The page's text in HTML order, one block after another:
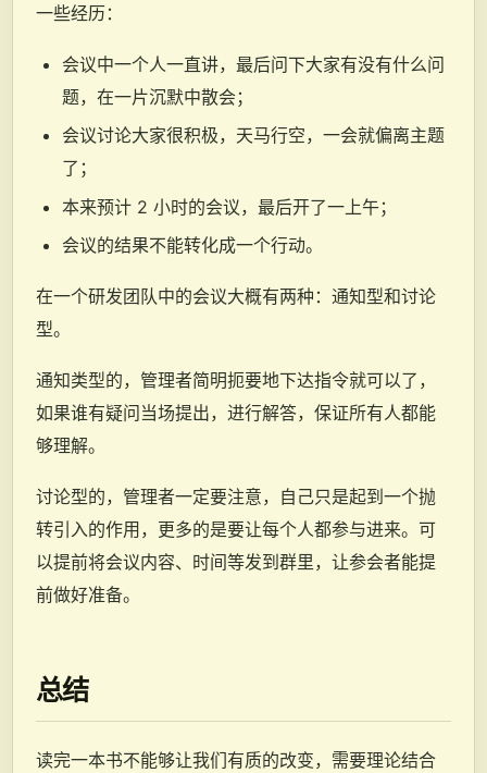
一些经历：
会议中一个人一直讲，最后问下大家有没有什么问
题，在一片沉默中散会；
会议讨论大家很积极，天马行空，一会就偏离主题
了；
本来预计 2 小时的会议，最后开了一上午；
会议的结果不能转化成一个行动。
在一个研发团队中的会议大概有两种：通知型和讨论
型。
通知类型的，管理者简明扼要地下达指令就可以了，
如果谁有疑问当场提出，进行解答，保证所有人都能
够理解。
讨论型的，管理者一定要注意，自己只是起到一个抛
转引入的作用，更多的是要让每个人都参与进来。可
以提前将会议内容、时间等发到群里，让参会者能提
前做好准备。
总结
读完一本书不能够让我们有质的改变，需要理论结合